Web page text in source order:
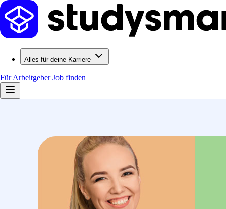
Alles für deine Karriere
Für ArbeitgeberJob finden